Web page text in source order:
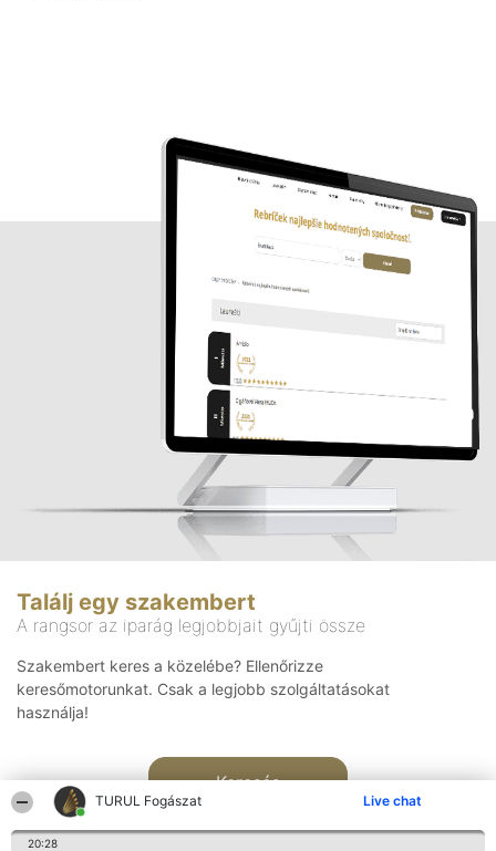
TURUL Fogászat Live chat
20:28
Találj egy szakembert
A rangsor az iparág legjobbjait gyűjti össze
Szakembert keres a közelébe? Ellenőrizze
keresőmotorunkat. Csak a legjobb szolgáltatásokat
használja!
Keresés